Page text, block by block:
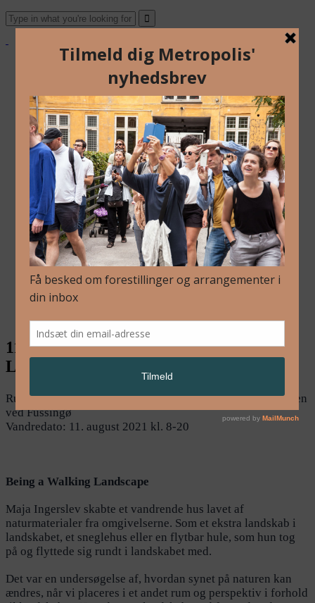
Blog
Arkiv
Nyhedsbrev
Kalender
Kontakt
Dansk
Om Os
Blog
Arkiv
Nyhedsbrev
Kalender
Dansk
11. aug.: Maja Ingerslev / Walking
Landscapes Randers
Rute: 15 km fra Gammelhaven ved Fussing Sø til borgruinen
ved Fussingø
Vandredato: 11. august 2021 kl. 8-20
Being a Walking Landscape
Maja Ingerslev skabte et vandrende hus lavet af
naturmaterialer fra omgivelserne. Som et ekstra landskab i
landskabet, et sneglehus eller en flytbar hule, som hun tog
på og flyttede sig rundt i landskabet med.
Det var en undersøgelse af, hvordan synet på naturen kan
ændres, når vi placeres i et andet rum og perspektiv i forhold